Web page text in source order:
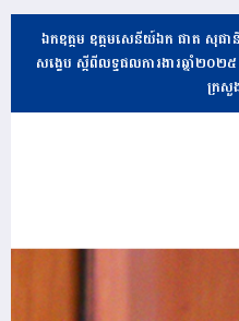
ឯកឧត្តម ឧត្តមសេនីយ៍ឯក ផាត សុផា
សង្ខេប ស្តីពីលទ្ធផលការងារឆ្នាំ២
ក្រសួ